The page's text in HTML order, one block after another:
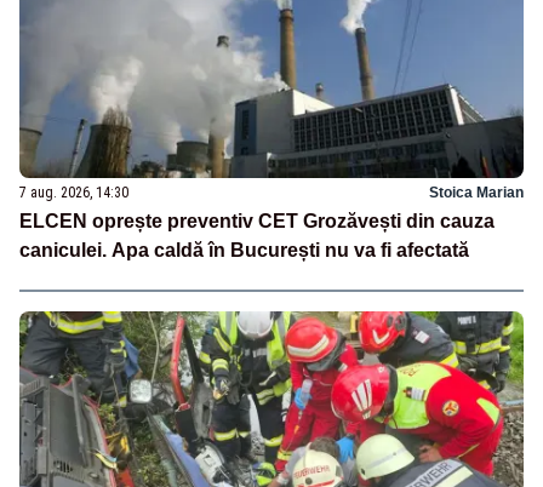
7 aug. 2026, 14:30 Stoica Marian
ELCEN oprește preventiv CET Grozăvești din cauza
caniculei. Apa caldă în București nu va fi afectată